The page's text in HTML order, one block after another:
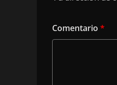
Comentario *